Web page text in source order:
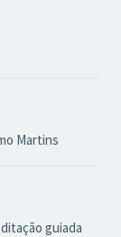
Martins
guiada